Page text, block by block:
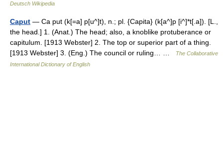
Deutsch Wikipedia
Caput — Ca put (k[=a] p[u^]t), n.; pl. {Capita} (k[a^]p [i^]*t[.a]). [L.,
the head.] 1. (Anat.) The head; also, a knoblike protuberance or
capitulum. [1913 Webster] 2. The top or superior part of a thing.
[1913 Webster] 3. (Eng.) The council or ruling… …
The Collaborative
International Dictionary of English